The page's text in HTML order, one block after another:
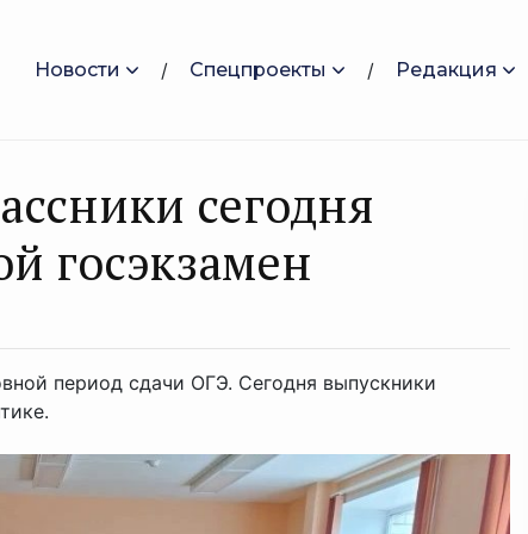
Новости Спецпроекты Редакция
сегодня
госэкзамен
период сдачи ОГЭ. Сегодня выпускники